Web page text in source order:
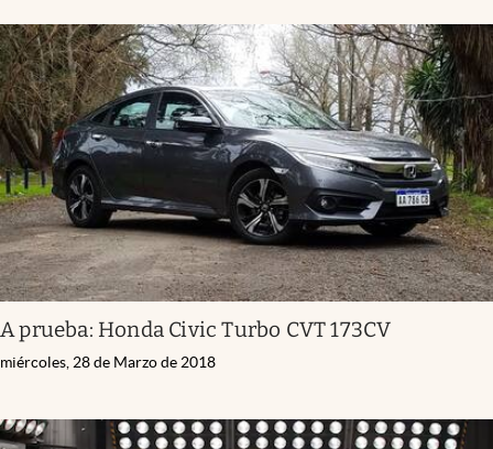
A prueba: Honda Civic Turbo CVT 173CV
miércoles, 28 de Marzo de 2018